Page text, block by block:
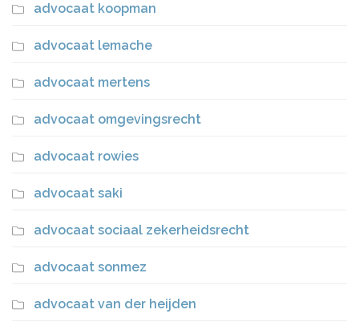
advocaat koopman
advocaat lemache
advocaat mertens
advocaat omgevingsrecht
advocaat rowies
advocaat saki
advocaat sociaal zekerheidsrecht
advocaat sonmez
advocaat van der heijden